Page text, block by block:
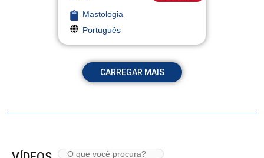
Mastologia
Português
CARREGAR MAIS